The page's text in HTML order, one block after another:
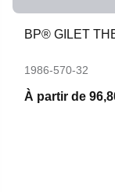
BP® GILET
1986-570-32
À partir de